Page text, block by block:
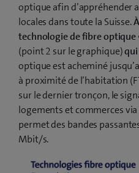
optique afin d’appréhender
locales dans toute la Suisse.
technologie de fibre optique
(point 2 sur le graphique)
optique est acheminé
à proximité de l’habitation
sur le dernier tronçon, le
logements et commerces via
permet des bandes
Mbit/s.